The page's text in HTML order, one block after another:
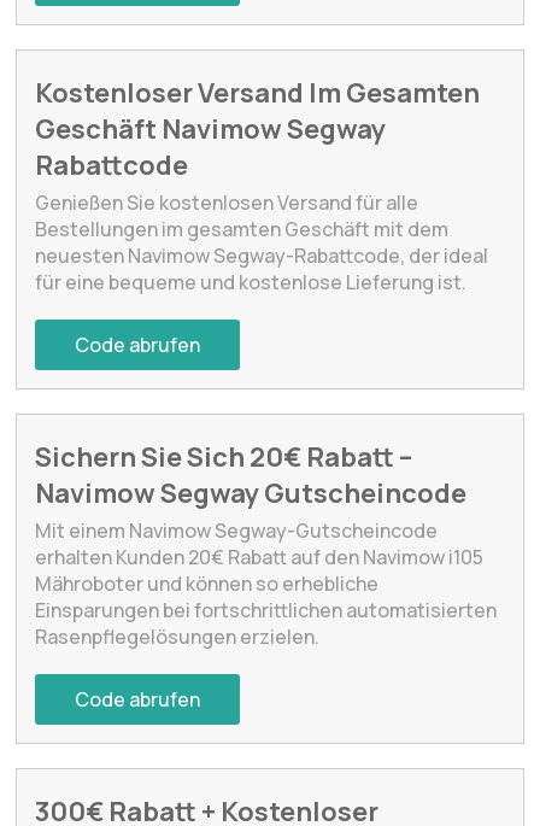
Kostenloser Versand Im Gesamten
Geschäft Navimow Segway
Rabattcode
Genießen Sie kostenlosen Versand für alle
Bestellungen im gesamten Geschäft mit dem
neuesten Navimow Segway-Rabattcode, der ideal
für eine bequeme und kostenlose Lieferung ist.
Code abrufen
Sichern Sie Sich 20€ Rabatt –
Navimow Segway Gutscheincode
Mit einem Navimow Segway-Gutscheincode
erhalten Kunden 20€ Rabatt auf den Navimow i105
Mähroboter und können so erhebliche
Einsparungen bei fortschrittlichen automatisierten
Rasenpflegelösungen erzielen.
Code abrufen
300€ Rabatt + Kostenloser